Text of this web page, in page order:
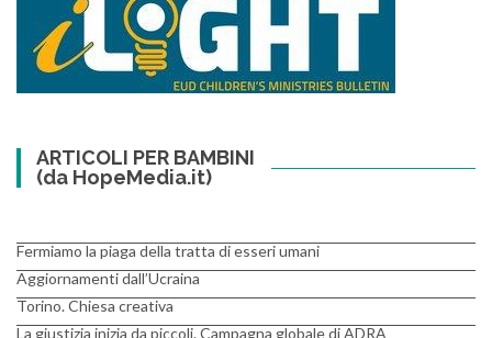
ARTICOLI PER BAMBINI
(da HopeMedia.it)
Fermiamo la piaga della tratta di esseri umani
Aggiornamenti dall’Ucraina
Torino. Chiesa creativa
La giustizia inizia da piccoli. Campagna globale di ADRA